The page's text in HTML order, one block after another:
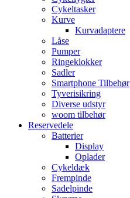
Cykeltasker
Kurve
Kurvadaptere
Låse
Pumper
Ringeklokker
Sadler
Smartphone Tilbehør
Tyverisikring
Diverse udstyr
woom tilbehør
Reservedele
Batterier
Display
Oplader
Cykeldæk
Frempinde
Sadelpinde